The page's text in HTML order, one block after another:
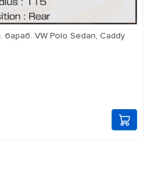
VW Polo Sedan, Caddy